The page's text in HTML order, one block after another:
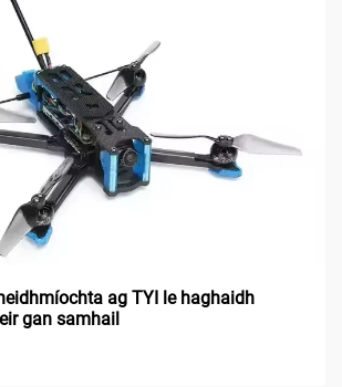
ag TYI le haghaidh
gan samhail